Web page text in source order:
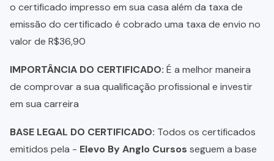
o certificado impresso em sua casa além da taxa de
emissão do certificado é cobrado uma taxa de envio no
valor de R$36,90
IMPORTÂNCIA DO CERTIFICADO: É a melhor maneira
de comprovar a sua qualificação profissional e investir
em sua carreira
BASE LEGAL DO CERTIFICADO: Todos os certificados
emitidos pela - Elevo By Anglo Cursos seguem a base